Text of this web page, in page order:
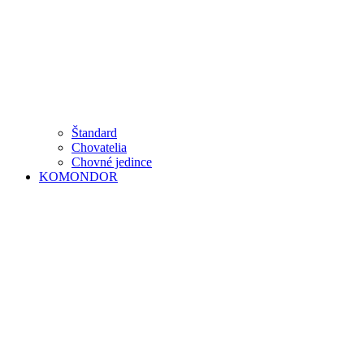
Štandard
Chovatelia
Chovné jedince
KOMONDOR